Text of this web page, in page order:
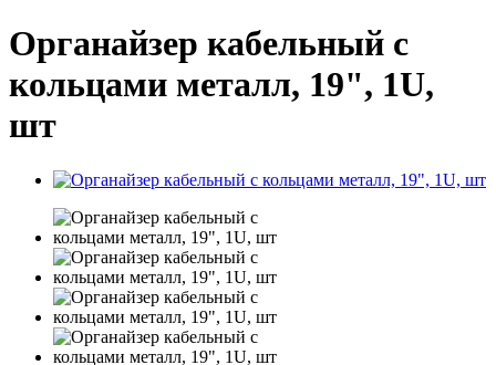
Органайзер кабельный с
кольцами металл, 19", 1U,
шт